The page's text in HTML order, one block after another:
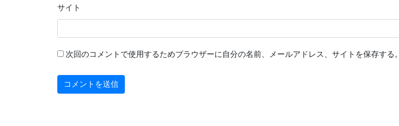
サイト
次回のコメントで使用するためブラウザーに自分の名前、メールアドレス、サイトを保存する。